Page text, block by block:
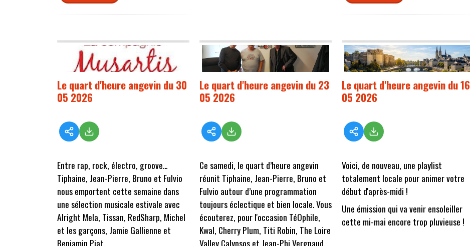
Le quart d'heure angevin du 30
05 2026
Entre rap, rock, électro, groove...
Tiphaine, Jean-Pierre, Bruno et Fulvio
nous emportent cette semaine dans
une sélection musicale estivale avec
Alright Mela, Tissan, RedSharp, Michel
et les garçons, Jamie Gallienne et
Benjamin Piat.
Le quart d'heure angevin du 23
05 2026
Ce samedi, le quart d’heure angevin
réunit Tiphaine, Jean-Pierre, Bruno et
Fulvio autour d’une programmation
toujours éclectique et bien locale. Vous
écouterez, pour l'occasion TéOphile,
Kwal, Cherry Plum, Titi Robin, The Loire
Valley Calypsos et Jean-Phi Vergnaud.
Le quart d'heure angevin du 16
05 2026
Voici, de nouveau, une playlist
totalement locale pour animer votre
début d'après-midi !
Une émission qui va venir ensoleiller
cette mi-mai encore trop pluvieuse !